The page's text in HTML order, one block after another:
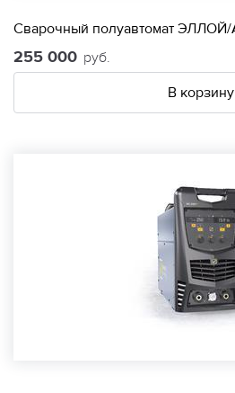
Сварочный полуавтомат
255 000 руб.
В корзину